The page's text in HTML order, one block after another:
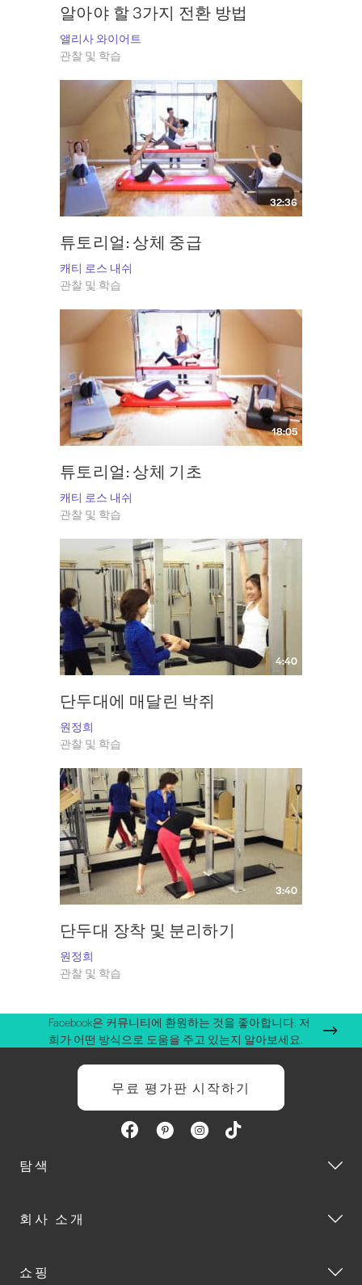
알아야 할 3가지 전환 방법
앨리사 와이어트
관찰 및 학습
32:36
튜토리얼: 상체 중급
캐티 로스 내쉬
관찰 및 학습
18:05
튜토리얼: 상체 기초
캐티 로스 내쉬
관찰 및 학습
4:40
단두대에 매달린 박쥐
원정희
관찰 및 학습
3:40
단두대 장착 및 분리하기
원정희
관찰 및 학습
Facebook은 커뮤니티에 환원하는 것을 좋아합니다. 저
희가 어떤 방식으로 도움을 주고 있는지 알아보세요.
무료 평가판 시작하기
탐색
회사 소개
쇼핑